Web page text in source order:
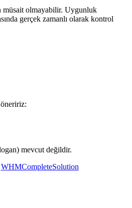
müsait olmayabilir. Uygunluk
gerçek zamanlı olarak kontrol
mevcut değildir.
WHMCompleteSolution